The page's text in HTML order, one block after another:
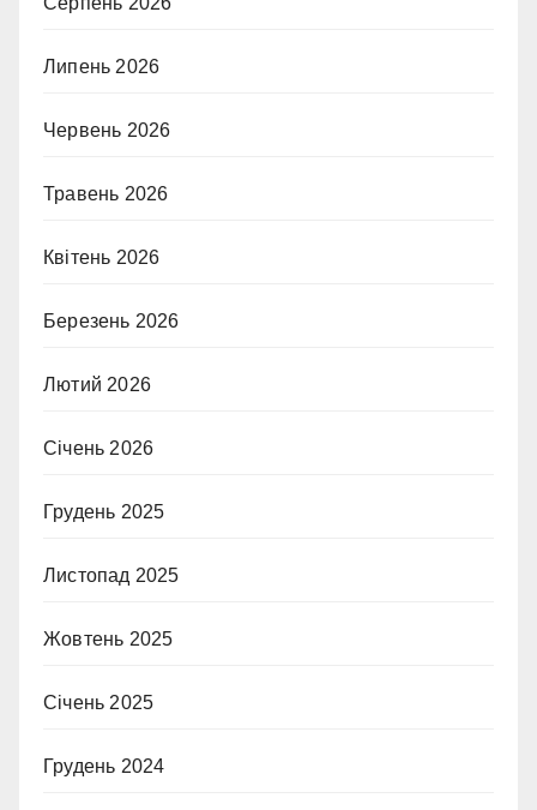
Липень 2026
Червень 2026
Травень 2026
Квітень 2026
Березень 2026
Лютий 2026
Січень 2026
Грудень 2025
Листопад 2025
Жовтень 2025
Січень 2025
Грудень 2024